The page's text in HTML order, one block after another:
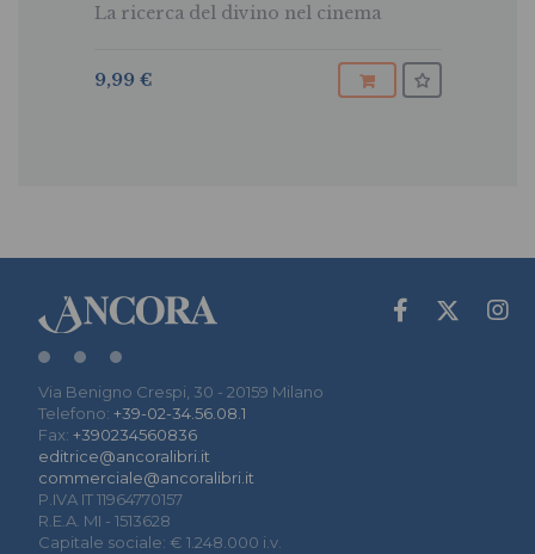
La ricerca del divino nel cinema
9,99 €
Via Benigno Crespi, 30 - 20159 Milano
Telefono: +39-02-34.56.08.1
Fax: +390234560836
editrice@ancoralibri.it
commerciale@ancoralibri.it
P.IVA IT 11964770157
R.E.A. MI - 1513628
Capitale sociale: € 1.248.000 i.v.